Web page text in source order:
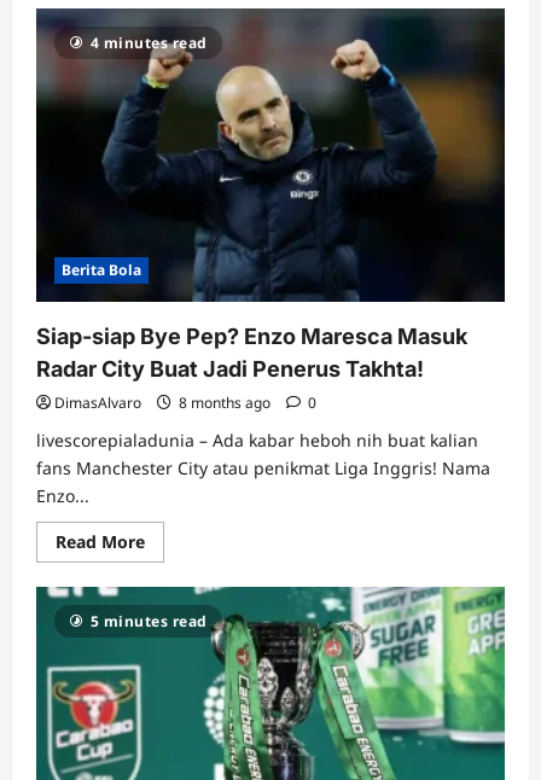
Newcastle
vs
Chelsea:
Cole
Palmer
‘Full
Tank’,
Blues
Siap
Mengamuk
St
James’
4 minutes read
Berita Bola
Siap-siap Bye Pep? Enzo Maresca Masuk
Radar City Buat Jadi Penerus Takhta!
DimasAlvaro 8 months ago 0
livescorepialadunia – Ada kabar heboh nih buat kalian
fans Manchester City atau penikmat Liga Inggris! Nama
Enzo...
Read MoreRead
more
Siap-
siap
Bye
Pep?
5 minutes read